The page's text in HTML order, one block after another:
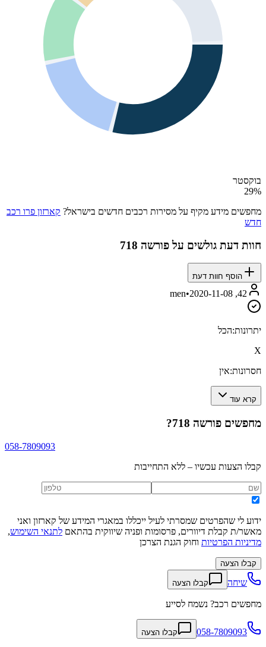
בוקסטר
29%
מחפשים מידע מקיף על מסירות רכבים חדשים בישראל? קארזון פרו רכב
חדש
חוות דעת גולשים עלפורשה 718
הוסף חוות דעת
42, men
•2020-11-08
יתרונות:הכל
X
חסרונות:אין
קרא עוד
מחפשים פורשה 718 ?
058-7809093
קבלו הצעות עכשיו – ללא התחייבות
ידוע לי שהפרטים שמסרתי לעיל ייכללו במאגרי המידע של קארזון ואני
מאשר/ת קבלת דיוורים, פרסומות ופניה שיווקית בהתאם לתנאי השימוש,
מדיניות הפרטיות וחוק הגנת הצרכן
קבלו הצעה
שיחה קבלו הצעה
מחפשים רכב? נשמח לסייע
058-7809093 קבלו הצעה